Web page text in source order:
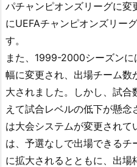
パチャンピオンズリーグに
にUEFAチャンピオンズリー
す。
また、1999-2000シーズン
幅に変更され、出場チーム
大されました。しかし、試
えて試合レベルの低下が懸
は大会システムが変更され
は、予選なしで出場できる
に拡大されるとともに、出場